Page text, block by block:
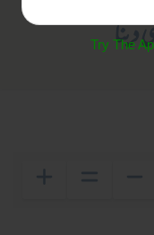
Try The